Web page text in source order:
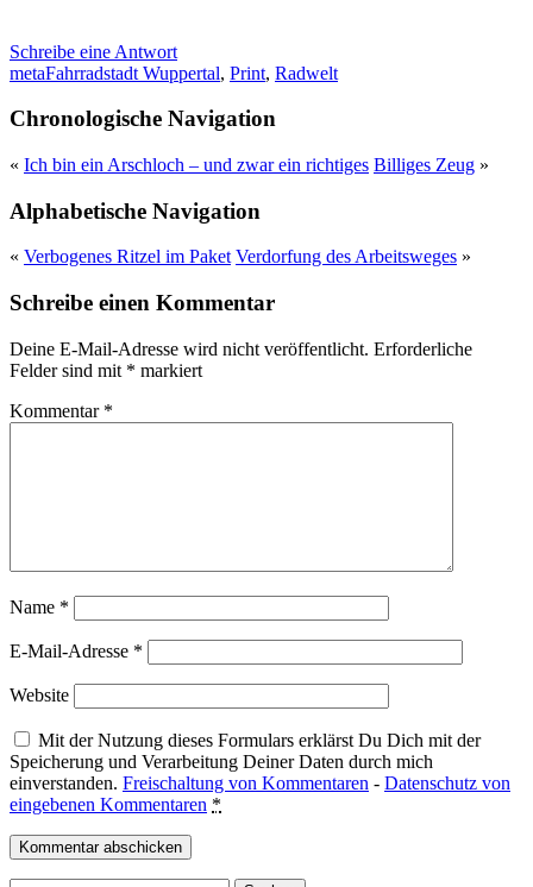
Schreibe eine Antwort
metaFahrradstadt Wuppertal, Print, Radwelt
Chronologische Navigation
« Ich bin ein Arschloch – und zwar ein richtiges Billiges Zeug »
Alphabetische Navigation
« Verbogenes Ritzel im Paket Verdorfung des Arbeitsweges »
Schreibe einen Kommentar
Deine E-Mail-Adresse wird nicht veröffentlicht. Erforderliche
Felder sind mit * markiert
Kommentar *
Name *
E-Mail-Adresse *
Website
Mit der Nutzung dieses Formulars erklärst Du Dich mit der
Speicherung und Verarbeitung Deiner Daten durch mich
einverstanden. Freischaltung von Kommentaren - Datenschutz von
eingebenen Kommentaren *